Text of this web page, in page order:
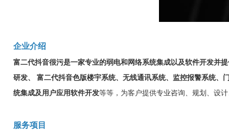
企业介绍
富二代抖音很污是一家专业的弱电和网络系统集成以及软件开发并
研发、
富二代抖音色版楼宇系统、无线通讯系统、监控报警系统
统集成及用户应用软件开发等等，为客户提供专业咨询、规划、设
服务项目